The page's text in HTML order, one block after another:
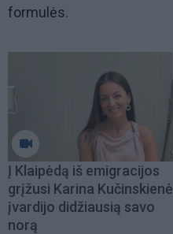
formulės.
Į Klaipėdą iš emigracijos
grįžusi Karina Kučinskienė
įvardijo didžiausią savo
norą